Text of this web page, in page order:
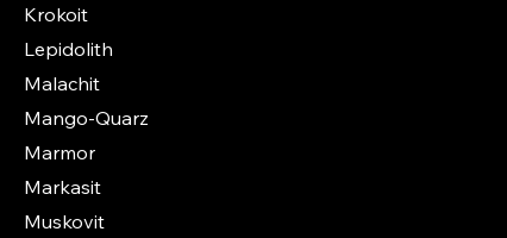
Krokoit
Lepidolith
Malachit
Mango-Quarz
Marmor
Markasit
Muskovit